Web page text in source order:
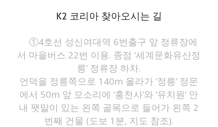
K2 코리아 찾아오시는 길
①4호선 성신여대역 6번출구 앞 정류장에
서 마을버스 22번 이용. 종점 ‘세계문화유산정
릉’ 정류장 하차.
언덕을 정릉쪽으로 140m 올라가 ‘정릉’ 정문
에서 50m 앞 모소리에 ‘홍천사’와 ‘유치원’ 안
내 팻말이 있는 왼쪽 골목으로 들어가 왼쪽 2
번째 건물 (도보 1분, 지도 참조).